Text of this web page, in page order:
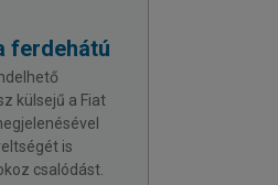
ferdehátú
külsejű a Fiat
is
csalódást.